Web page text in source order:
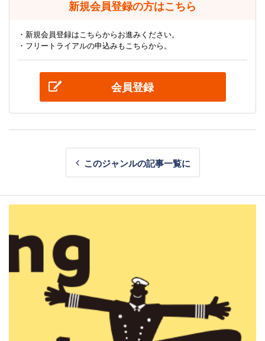
新規会員登録の方はこちら
・新規会員登録はこちらからお進みください。
・フリートライアルの申込みもこちらから。
会員登録
このジャンルの記事一覧に